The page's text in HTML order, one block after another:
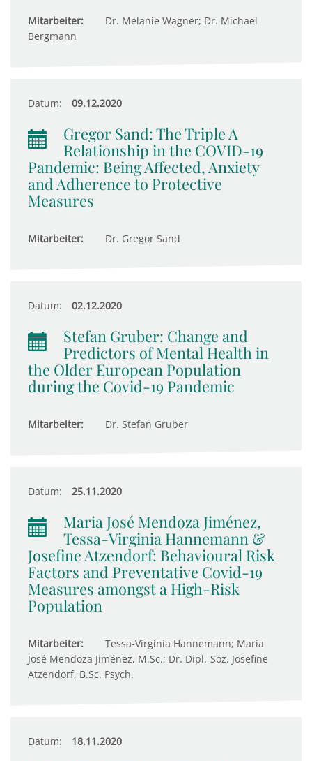
Mitarbeiter:
Dr. Melanie Wagner; Dr. Michael
Bergmann
Datum: 09.12.2020
Gregor Sand: The Triple A
Relationship in the COVID-19
Pandemic: Being Affected, Anxiety
and Adherence to Protective
Measures
Mitarbeiter: Dr. Gregor Sand
Datum: 02.12.2020
Stefan Gruber: Change and
Predictors of Mental Health in
the Older European Population
during the Covid-19 Pandemic
Mitarbeiter: Dr. Stefan Gruber
Datum: 25.11.2020
Maria José Mendoza Jiménez,
Tessa-Virginia Hannemann &
Josefine Atzendorf: Behavioural Risk
Factors and Preventative Covid-19
Measures amongst a High-Risk
Population
Mitarbeiter:
Tessa-Virginia Hannemann; Maria
José Mendoza Jiménez, M.Sc.; Dr. Dipl.-Soz. Josefine
Atzendorf, B.Sc. Psych.
Datum: 18.11.2020